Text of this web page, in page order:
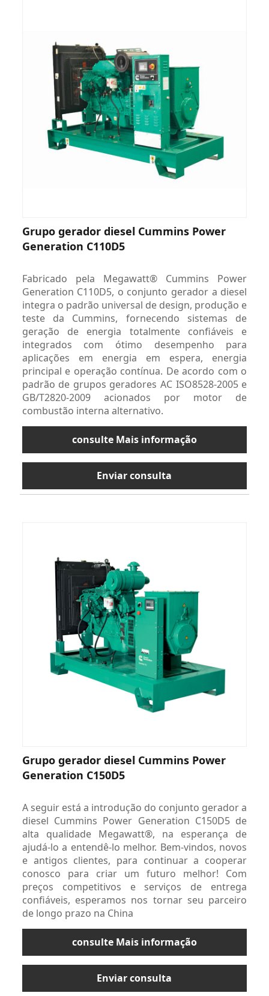
Grupo gerador diesel Cummins Power
Generation C110D5
Fabricado pela Megawatt® Cummins Power
Generation C110D5, o conjunto gerador a diesel
integra o padrão universal de design, produção e
teste da Cummins, fornecendo sistemas de
geração de energia totalmente confiáveis ​​e
integrados com ótimo desempenho para
aplicações em energia em espera, energia
principal e operação contínua. De acordo com o
padrão de grupos geradores AC ISO8528-2005 e
GB/T2820-2009 acionados por motor de
combustão interna alternativo.
consulte Mais informação
Enviar consulta
Grupo gerador diesel Cummins Power
Generation C150D5
A seguir está a introdução do conjunto gerador a
diesel Cummins Power Generation C150D5 de
alta qualidade Megawatt®, na esperança de
ajudá-lo a entendê-lo melhor. Bem-vindos, novos
e antigos clientes, para continuar a cooperar
conosco para criar um futuro melhor! Com
preços competitivos e serviços de entrega
confiáveis, esperamos nos tornar seu parceiro
de longo prazo na China
consulte Mais informação
Enviar consulta